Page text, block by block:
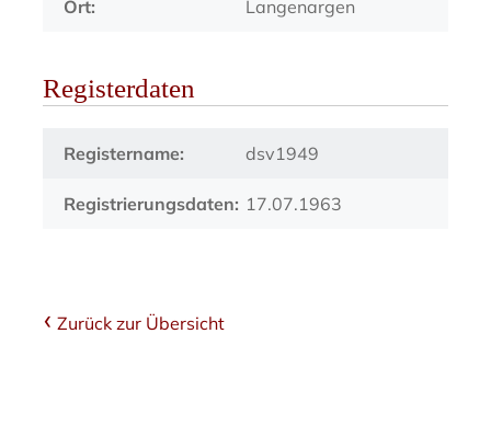
Ort: Langenargen
Registerdaten
Registername: dsv1949
Registrierungsdaten: 17.07.1963
Zurück zur Übersicht